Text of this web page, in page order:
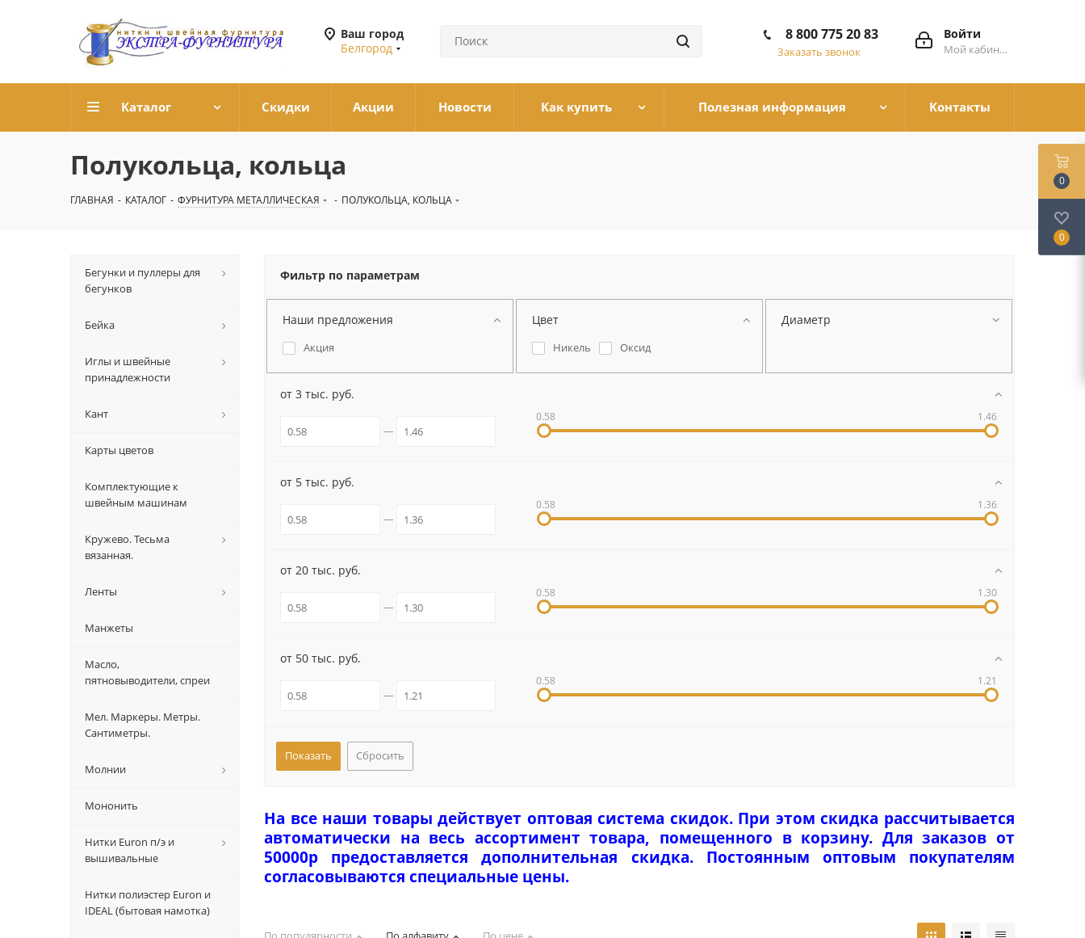
Ваш город
Белгород
Войти
Мой кабинет
8 800 775 20 83
Заказать звонок
Каталог Скидки Акции Новости Как купить Полезная информация Контакты
Полукольца, кольца
ГЛАВНАЯ - КАТАЛОГ - ФУРНИТУРА МЕТАЛЛИЧЕСКАЯ - ПОЛУКОЛЬЦА, КОЛЬЦА
Фильтр по параметрам
Наши предложения
Акция
Цвет
Никель Оксид
Диаметр
от 3 тыс. руб.
0.58 1.46
от 5 тыс. руб.
0.58 1.36
от 20 тыс. руб.
0.58 1.30
от 50 тыс. руб.
0.58 1.21
Сбросить
На все наши товары действует оптовая система скидок. При этом скидка рассчитывается
автоматически на весь ассортимент товара, помещенного в корзину. Для заказов от
50000р предоставляется дополнительная скидка. Постоянным оптовым покупателям
согласовываются специальные цены.
Бегунки и пуллеры для
бегунков
Бейка
Иглы и швейные
принадлежности
Кант
Карты цветов
Комплектующие к
швейным машинам
Кружево. Тесьма
вязанная.
Ленты
Манжеты
Масло,
пятновыводители, спреи
Мел. Маркеры. Метры.
Сантиметры.
Молнии
Мононить
Нитки Euron п/э и
вышивальные
Нитки полиэстер Euron и
IDEAL (бытовая намотка)
0
0